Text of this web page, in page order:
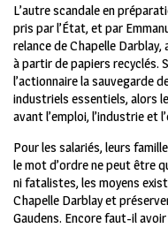
L’autre scandale en
pris par l’État, et par
relance de Chapelle
à partir de papiers recyclés.
l’actionnaire la sauvegarde
industriels essentiels, alors
avant l’emploi, l’industrie et
Pour les salariés, leurs
le mot d’ordre ne peut être
ni fatalistes, les moyens
Chapelle Darblay et
Gaudens. Encore faut-il avoir